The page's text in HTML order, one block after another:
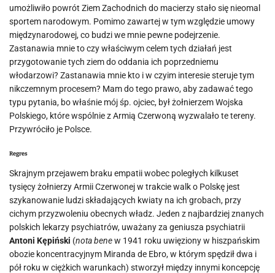
umożliwiło powrót Ziem Zachodnich do macierzy stało się nieomal
sportem narodowym. Pomimo zawartej w tym względzie umowy
międzynarodowej, co budzi we mnie pewne podejrzenie.
Zastanawia mnie to czy właściwym celem tych działań jest
przygotowanie tych ziem do oddania ich poprzedniemu
włodarzowi? Zastanawia mnie kto i w czyim interesie steruje tym
nikczemnym procesem? Mam do tego prawo, aby zadawać tego
typu pytania, bo właśnie mój śp. ojciec, był żołnierzem Wojska
Polskiego, które wspólnie z Armią Czerwoną wyzwalało te tereny.
Przywróciło je Polsce.
Regres
Skrajnym przejawem braku empatii wobec poległych kilkuset
tysięcy żołnierzy Armii Czerwonej w trakcie walk o Polskę jest
szykanowanie ludzi składających kwiaty na ich grobach, przy
cichym przyzwoleniu obecnych władz. Jeden z najbardziej znanych
polskich lekarzy psychiatrów, uważany za geniusza psychiatrii
Antoni Kępiński (nota benew 1941 roku uwięziony w hiszpańskim
obozie koncentracyjnym Miranda de Ebro, w którym spędził dwa i
pół roku w ciężkich warunkach) stworzył między innymi koncepcję